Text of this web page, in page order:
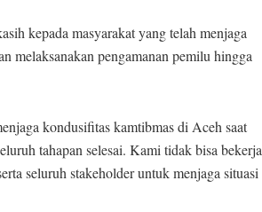
kepada masyarakat yang telah menjaga
melaksanakan pengamanan pemilu hingga
kondusifitas kamtibmas di Aceh saat
tahapan selesai. Kami tidak bisa bekerja
seluruh stakeholder untuk menjaga situasi